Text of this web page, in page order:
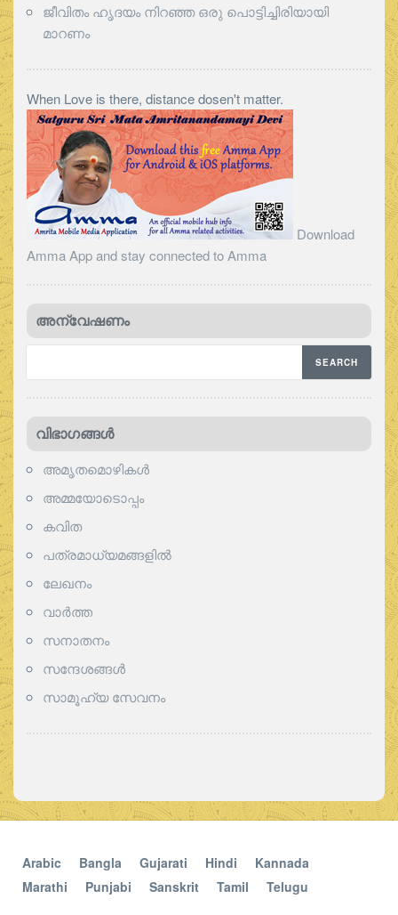
ജീവിതം ഹൃദയം നിറഞ്ഞ ഒരു പൊട്ടിച്ചിരിയായി
മാറണം
When Love is there, distance dosen't matter.
Download
Amma App and stay connected to Amma
അന്വേഷണം
വിഭാഗങ്ങള്‍
അമൃതമൊഴികള്‍
അമ്മയോടൊപ്പം
കവിത
പത്രമാധ്യമങ്ങളില്‍
ലേഖനം
വാര്‍ത്ത
സനാതനം
സന്ദേശങ്ങൾ
സാമൂഹ്യ സേവനം
Arabic Bangla Gujarati Hindi
Kannada
Marathi
Punjabi Sanskrit Tamil Telugu